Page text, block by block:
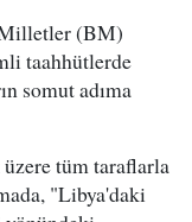
(BM)
taahhütlerde
somut adıma
tüm taraflarla
"Libya'daki